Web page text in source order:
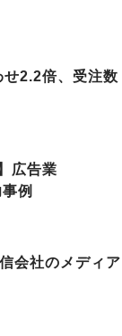
2.2倍、受注数
広告業
例
会社のメディア